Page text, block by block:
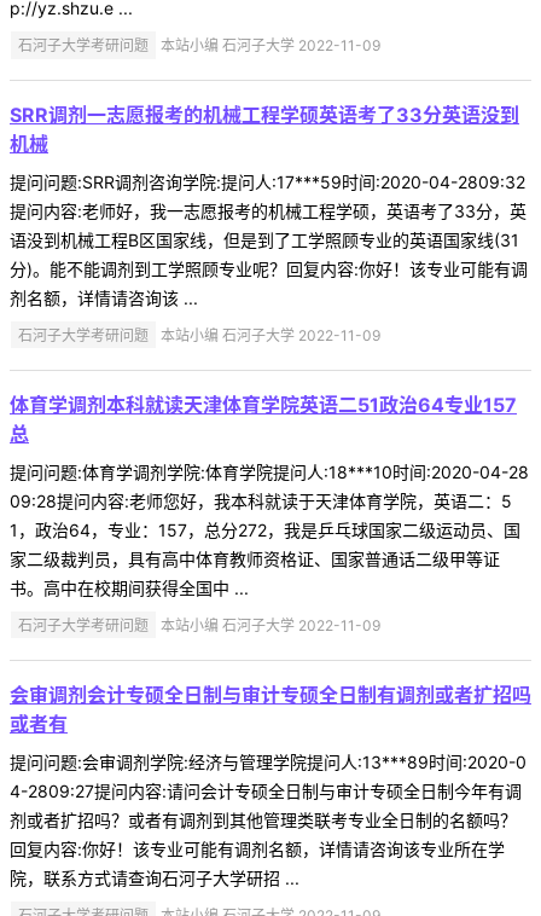
p://yz.shzu.e ...
石河子大学考研问题 本站小编 石河子大学 2022-11-09
SRR调剂一志愿报考的机械工程学硕英语考了33分英语没到
机械
提问问题:SRR调剂咨询学院:提问人:17***59时间:2020-04-2809:32
提问内容:老师好，我一志愿报考的机械工程学硕，英语考了33分，英
语没到机械工程B区国家线，但是到了工学照顾专业的英语国家线(31
分)。能不能调剂到工学照顾专业呢？回复内容:你好！该专业可能有调
剂名额，详情请咨询该 ...
石河子大学考研问题 本站小编 石河子大学 2022-11-09
体育学调剂本科就读天津体育学院英语二51政治64专业157
总
提问问题:体育学调剂学院:体育学院提问人:18***10时间:2020-04-28
09:28提问内容:老师您好，我本科就读于天津体育学院，英语二：5
1，政治64，专业：157，总分272，我是乒乓球国家二级运动员、国
家二级裁判员，具有高中体育教师资格证、国家普通话二级甲等证
书。高中在校期间获得全国中 ...
石河子大学考研问题 本站小编 石河子大学 2022-11-09
会审调剂会计专硕全日制与审计专硕全日制有调剂或者扩招吗
或者有
提问问题:会审调剂学院:经济与管理学院提问人:13***89时间:2020-0
4-2809:27提问内容:请问会计专硕全日制与审计专硕全日制今年有调
剂或者扩招吗？或者有调剂到其他管理类联考专业全日制的名额吗？
回复内容:你好！该专业可能有调剂名额，详情请咨询该专业所在学
院，联系方式请查询石河子大学研招 ...